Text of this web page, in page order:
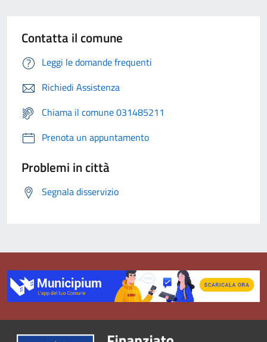
Contatta il comune
Leggi le domande frequenti
Richiedi Assistenza
Chiama il comune 031485211
Prenota un appuntamento
Problemi in città
Segnala disservizio